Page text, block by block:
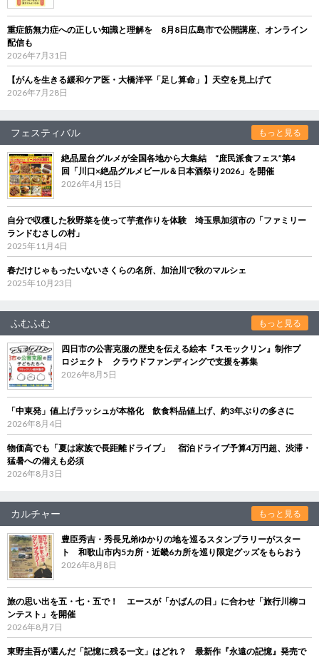
重症筋無力症への正しい知識と理解を 8月8日広島市で公開講座、オンライン
配信も
2026年7月31日
【がんを生きる緩和ケア医・大橋洋平「足し算命」】天空を見上げて
2026年7月28日
フェスティバル もっと見る
絶品屋台グルメが全国各地から大集結 “庶民派食フェス”第4
回「川口×絶品グルメビール＆日本酒祭り2026」を開催
2026年4月15日
自分で収穫した秋野菜を使って芋煮作りを体験 埼玉県加須市の「ファミリー
ランドむさしの村」
2025年11月4日
春だけじゃもったいないさくらの名所、加治川で秋のマルシェ
2025年10月23日
ふむふむ もっと見る
四日市の公害克服の歴史を伝える絵本『スモックリン』制作プ
ロジェクト クラウドファンディングで支援を募集
2026年8月5日
「中東発」値上げラッシュが本格化 飲食料品値上げ、約3年ぶりの多さに
2026年8月4日
物価高でも「夏は家族で長距離ドライブ」 宿泊ドライブ予算4万円超、渋滞・
猛暑への備えも必須
2026年8月3日
カルチャー もっと見る
豊臣秀吉・秀長兄弟ゆかりの地を巡るスタンプラリーがスター
ト 和歌山市内5カ所・近畿6カ所を巡り限定グッズをもらおう
2026年8月8日
旅の思い出を五・七・五で！ エースが「かばんの日」に合わせ「旅行川柳コ
ンテスト」を開催
2026年8月7日
東野圭吾が選んだ「記憶に残る一文」はどれ？ 最新作『永遠の記憶』発売で